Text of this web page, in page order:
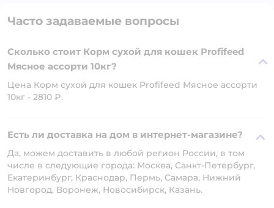
Часто задаваемые вопросы
Сколько стоит Корм сухой для кошек Profifeed
Мясное ассорти 10кг?
Цена Корм сухой для кошек Profifeed Мясное ассорти
10кг - 2810 ₽.
Есть ли доставка на дом в интернет-магазине?
Да, можем доставить в любой регион России, в том
числе в следующие города: Москва, Санкт-Петербург,
Екатеринбург, Краснодар, Пермь, Самара, Нижний
Новгород, Воронеж, Новосибирск, Казань.